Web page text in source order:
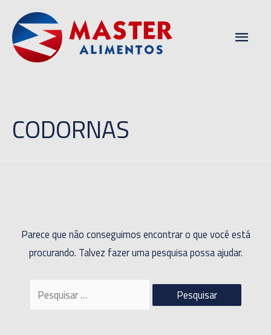
CODORNAS
Parece que não conseguimos encontrar o que você está
procurando. Talvez fazer uma pesquisa possa ajudar.